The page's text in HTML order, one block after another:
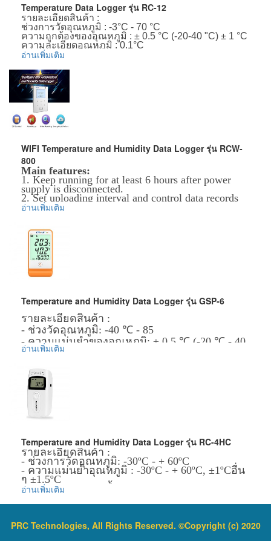
interval sets as 15 minutes, it could be used above one
year.
Item Size: approx. 80 (L) x 34 (W) x 14 (H) mm
Item Weight: approx. 30 g
See info about the MSDS for the battery here
ราคาสินค้ารวม VAT แล้ว
จัดส่งฟรี โดย Kerry Express หรือ EMS
Temperature Data Logger รุ่น RC-12
รายละเอียดสินค้า :
ช่วงการวัดอุณหภูมิ : -3°C - 70 °C
ความถูกต้องของอุณหภูมิ : ± 0.5 °C (-20-40 "C) ± 1 °C
ความละเอียดอุณหภูมิ : 0.1°C
ความจุข้อมูล : 14,400 (MAX)
ช่วงการบันทึก : 1, 2, 3, 5, 6 (นาที) สามารถเลือกได้
สามารถเลือกระยะเวลาบันทึกภาพได้ 6, 15, 30, 45, 60
(วัน)
ชนิดของการเตือนภัยติดต่อกันหรือสะสม
ระดับกันน้ำ : IP67
ข้อมูลเพิ่มเติม :
จัดส่งฟรี โดย Kerry Express หรือ EMS
อ่านเพิ่มเติม
WIFI Temperature and Humidity Data Logger รุ่น RCW-
800
Main features:
1. Keep running for at least 6 hours after power
supply is disconnected.
2. Set uploading interval and control data records
freely.
4. Connect WIFI acess point, collect data and
upload real-time data to the cloud platform.
5. Export data flexibly in multiple formats via the
cloud platform.
ราคาสินค้ารวม VAT แล้ว
จัดส่งฟรี โดย Kerry Express หรือ EMS
อ่านเพิ่มเติม
Temperature and Humidity Data Logger รุ่น GSP-6
รายละเอียดสินค้า :
- ช่วงวัดอุณหภูมิ: -40 ℃ - 85
- ความแม่นยำของอุณหภูมิ: ± 0.5 ℃ (-20 ℃ - 40
℃; ± 0.1 ℃ (อื่น ๆ )
- ความถูกต้องของความชื้น: ± 3% RH (25 ℃,
20% - 90% RH); ± 5% RH
- ความละเอียด: 0.1 ℃, ความชื้น 0.1% RH
- ความสามารถในการบันทึก: 16000 คะแนน
(สูงสุด)
ต่อเนื่อง
- แหล่งจ่ายไฟ: ใช้แบตเตอรี่ลิเธียม 3.6 โวลต์หรือ
ใช้พลังงานจาก USB
ราคาสินค้ารวม VAT แล้ว
อ่านเพิ่มเติม
Temperature and Humidity Data Logger รุ่น RC-4HC
รายละเอียดสินค้า :
- ช่วงการวัดอุณหภูมิ: -30ºC - + 60ºC
- ความแม่นยำอุณหภูมิ : -30ºC - + 60ºC, ±1ºCอื่น
ๆ ±1.5ºC
- ช่วงการวัดความชื้น: 0 ~ 99% RH
90% RH) อื่น ๆ ± 5% RH
RH
- ความสามารถในการบันทึก: RC-4HA 8000 จุด
อ่านเพิ่มเติม
PRC Technologies, All Rights Reserved. ©Copyright (c) 2020